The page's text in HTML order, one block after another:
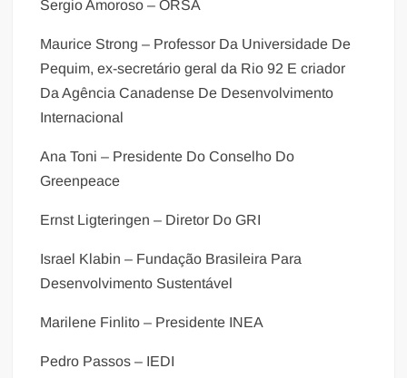
Sergio Amoroso – ORSA
Maurice Strong – Professor Da Universidade De
Pequim, ex-secretário geral da Rio 92 E criador
Da Agência Canadense De Desenvolvimento
Internacional
Ana Toni – Presidente Do Conselho Do
Greenpeace
Ernst Ligteringen – Diretor Do GRI
Israel Klabin – Fundação Brasileira Para
Desenvolvimento Sustentável
Marilene Finlito – Presidente INEA
Pedro Passos – IEDI